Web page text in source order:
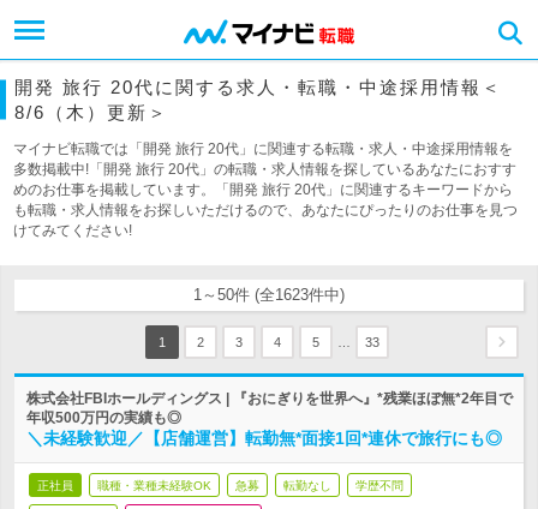
開発 旅行 20代に関する求人・転職・中途採用情報＜
8/6（木）更新＞
マイナビ転職では「開発 旅行 20代」に関連する転職・求人・中途採用情報を
多数掲載中!「開発 旅行 20代」の転職・求人情報を探しているあなたにおすす
めのお仕事を掲載しています。「開発 旅行 20代」に関連するキーワードから
も転職・求人情報をお探しいただけるので、あなたにぴったりのお仕事を見つ
けてみてください!
1～50件 (全1623件中)
1 2 3 4 5 33
株式会社FBIホールディングス | 『おにぎりを世界へ』*残業ほぼ無*2年目で
年収500万円の実績も◎
＼未経験歓迎／【店舗運営】転勤無*面接1回*連休で旅行にも◎
正社員 職種・業種未経験OK 急募 転勤なし 学歴不問